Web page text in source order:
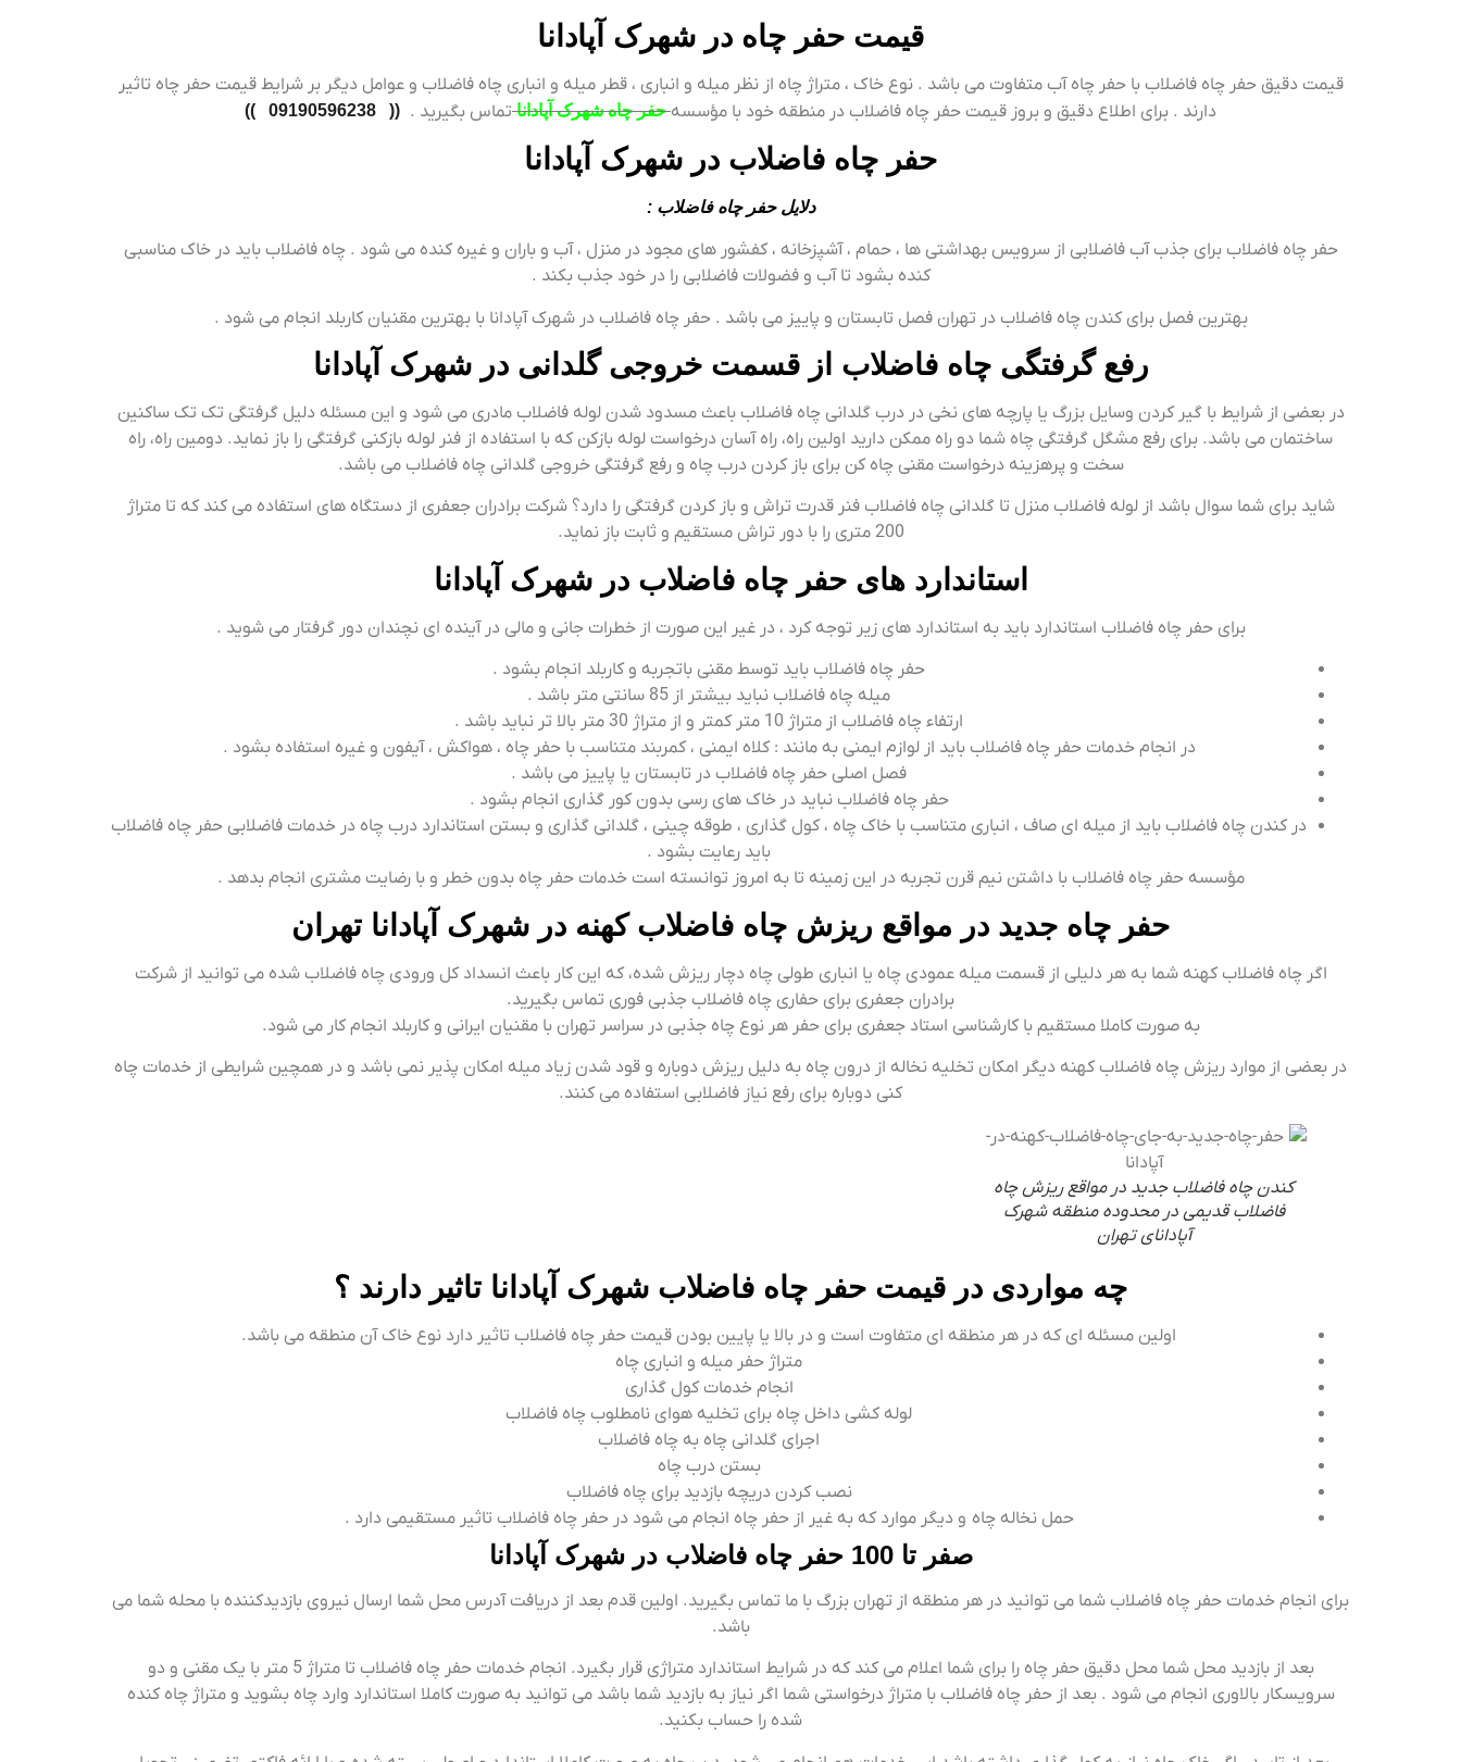
قیمت حفر چاه در شهرک آپادانا
قیمت دقیق حفر چاه فاضلاب با حفر چاه آب متفاوت می باشد . نوع خاک ، متراژ چاه از نظر میله و انباری ، قطر میله و انباری چاه فاضلاب و عوامل دیگر بر شرایط قیمت حفر چاه تاثیر
دارند . برای اطلاع دقیق و بروز قیمت حفر چاه فاضلاب در منطقه خود با مؤسسهحفر چاه شهرک آپادانا تماس بگیرید . (( 09190596238 ))
حفر چاه فاضلاب در شهرک آپادانا
دلایل حفر چاه فاضلاب :
حفر چاه فاضلاب برای جذب آب فاضلابی از سرویس بهداشتی ها ، حمام ، آشپزخانه ، کفشور های مجود در منزل ، آب و باران و غیره کنده می شود . چاه فاضلاب باید در خاک مناسبی
کنده بشود تا آب و فضولات فاضلابی را در خود جذب بکند .
بهترین فصل برای کندن چاه فاضلاب در تهران فصل تابستان و پاییز می باشد . حفر چاه فاضلاب در شهرک آپادانا با بهترین مقنیان کاربلد انجام می شود .
رفع گرفتگی چاه فاضلاب از قسمت خروجی گلدانی در شهرک آپادانا
در بعضی از شرایط با گیر کردن وسایل بزرگ یا پارچه های نخی در درب گلدانی چاه فاضلاب باعث مسدود شدن لوله فاضلاب مادری می شود و این مسئله دلیل گرفتگی تک تک ساکنین
ساختمان می باشد. برای رفع مشگل گرفتگی چاه شما دو راه ممکن دارید اولین راه، راه آسان درخواست لوله بازکن که با استفاده از فنر لوله بازکنی گرفتگی را باز نماید. دومین راه، راه
سخت و پرهزینه درخواست مقنی چاه کن برای باز کردن درب چاه و رفع گرفتگی خروجی گلدانی چاه فاضلاب می باشد.
شاید برای شما سوال باشد از لوله فاضلاب منزل تا گلدانی چاه فاضلاب فنر قدرت تراش و باز کردن گرفتگی را دارد؟ شرکت برادران جعفری از دستگاه های استفاده می کند که تا متراژ
200 متری را با دور تراش مستقیم و ثابت باز نماید.
استاندارد های حفر چاه فاضلاب در شهرک آپادانا
برای حفر چاه فاضلاب استاندارد باید به استاندارد های زیر توجه کرد ، در غیر این صورت از خطرات جانی و مالی در آینده ای نچندان دور گرفتار می شوید .
حفر چاه فاضلاب باید توسط مقنی باتجربه و کاربلد انجام بشود .
میله چاه فاضلاب نباید بیشتر از 85 سانتی متر باشد .
ارتفاء چاه فاضلاب از متراژ 10 متر کمتر و از متراژ 30 متر بالا تر نباید باشد .
در انجام خدمات حفر چاه فاضلاب باید از لوازم ایمنی به مانند : کلاه ایمنی ، کمربند متناسب با حفر چاه ، هواکش ، آیفون و غیره استفاده بشود .
فصل اصلی حفر چاه فاضلاب در تابستان یا پاییز می باشد .
حفر چاه فاضلاب نباید در خاک های رسی بدون کور گذاری انجام بشود .
در کندن چاه فاضلاب باید از میله ای صاف ، انباری متناسب با خاک چاه ، کول گذاری ، طوقه چینی ، گلدانی گذاری و بستن استاندارد درب چاه در خدمات فاضلابی حفر چاه فاضلاب
باید رعایت بشود .
مؤسسه حفر چاه فاضلاب با داشتن نیم قرن تجربه در این زمینه تا به امروز توانسته است خدمات حفر چاه بدون خطر و با رضایت مشتری انجام بدهد .
حفر چاه جدید در مواقع ریزش چاه فاضلاب کهنه در شهرک آپادانا تهران
اگر چاه فاضلاب کهنه شما به هر دلیلی از قسمت میله عمودی چاه یا انباری طولی چاه دچار ریزش شده، که این کار باعث انسداد کل ورودی چاه فاضلاب شده می توانید از شرکت
برادران جعفری برای حفاری چاه فاضلاب جذبی فوری تماس بگیرید.
به صورت کاملا مستقیم با کارشناسی استاد جعفری برای حفر هر نوع چاه جذبی در سراسر تهران با مقنیان ایرانی و کاربلد انجام کار می شود.
در بعضی از موارد ریزش چاه فاضلاب کهنه دیگر امکان تخلیه نخاله از درون چاه به دلیل ریزش دوباره و قود شدن زیاد میله امکان پذیر نمی باشد و در همچین شرایطی از خدمات چاه
کنی دوباره برای رفع نیاز فاضلابی استفاده می کنند.
کندن چاه فاضلاب جدید در مواقع ریزش چاه
فاضلاب قدیمی در محدوده منطقه شهرک
آپادانای تهران
چه مواردی در قیمت حفر چاه فاضلاب شهرک آپادانا تاثیر دارند ؟
اولین مسئله ای که در هر منطقه ای متفاوت است و در بالا یا پایین بودن قیمت حفر چاه فاضلاب تاثیر دارد نوع خاک آن منطقه می باشد.
متراژ حفر میله و انباری چاه
انجام خدمات کول گذاری
لوله کشی داخل چاه برای تخلیه هوای نامطلوب چاه فاضلاب
اجرای گلدانی چاه به چاه فاضلاب
بستن درب چاه
نصب کردن دریچه بازدید برای چاه فاضلاب
حمل نخاله چاه و دیگر موارد که به غیر از حفر چاه انجام می شود در حفر چاه فاضلاب تاثیر مستقیمی دارد .
صفر تا 100 حفر چاه فاضلاب در شهرک آپادانا
برای انجام خدمات حفر چاه فاضلاب شما می توانید در هر منطقه از تهران بزرگ با ما تماس بگیرید. اولین قدم بعد از دریافت آدرس محل شما ارسال نیروی بازدیدکننده با محله شما می
باشد.
بعد از بازدید محل شما محل دقیق حفر چاه را برای شما اعلام می کند که در شرایط استاندارد متراژی قرار بگیرد. انجام خدمات حفر چاه فاضلاب تا متراژ 5 متر با یک مقنی و دو
سرویسکار بالاوری انجام می شود . بعد از حفر چاه فاضلاب با متراژ درخواستی شما اگر نیاز به بازدید شما باشد می توانید به صورت کاملا استاندارد وارد چاه بشوید و متراژ چاه کنده
شده را حساب بکنید.